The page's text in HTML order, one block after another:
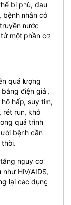
bị phù, đau
bệnh nhân có
nước
một phần cơ
quá lượng
điện giải,
hấp, suy tim,
rét run, khó
quá trình
bệnh cần
nguy cơ
HIV/AIDS,
lại các dụng